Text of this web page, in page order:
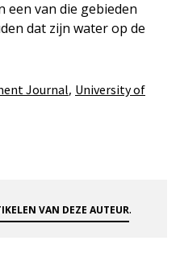
een van die gebieden
dat zijn water op de
Journal, University of
VAN DEZE AUTEUR.